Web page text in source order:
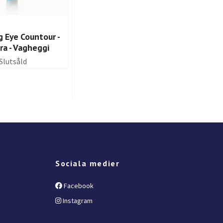
Eye Countour -
- Vagheggi
Sociala medier
Facebook
Instagram